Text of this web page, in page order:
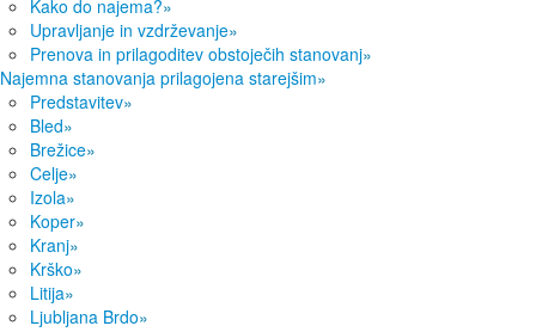
Kako do najema?»
Upravljanje in vzdrževanje»
Prenova in prilagoditev obstoječih stanovanj»
Najemna stanovanja prilagojena starejšim»
Predstavitev»
Bled»
Brežice»
Celje»
Izola»
Koper»
Kranj»
Krško»
Litija»
Ljubljana Brdo»